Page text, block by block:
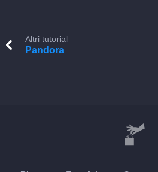
Altri tutorial
Pandora